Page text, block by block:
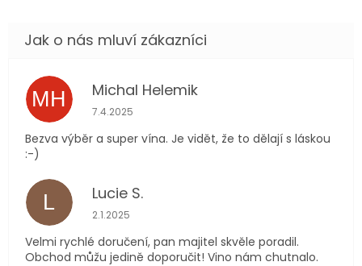
MH Michal Helemik
Hodnocení obchodu je 5 z 5 hvězdiček.
7.4.2025
Bezva výběr a super vína. Je vidět, že to dělají s láskou
:-)
L Lucie S.
Hodnocení obchodu je 5 z 5 hvězdiček.
2.1.2025
Velmi rychlé doručení, pan majitel skvěle poradil.
Obchod můžu jedině doporučit! Vino nám chutnalo.